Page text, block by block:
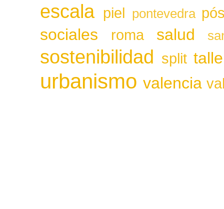
escala piel pontevedra
sociales roma salud
sostenibilidad split
urbanismo valencia